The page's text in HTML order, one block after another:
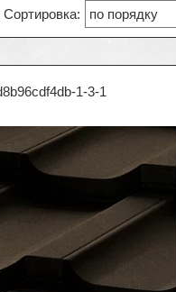
1-3-1